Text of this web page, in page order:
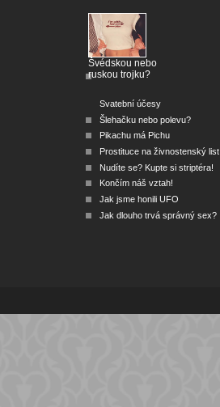
Švédskou nebo
ruskou trojku?
Svatební účesy
Šlehačku nebo polevu?
Pikachu má Pichu
Prostituce na živnostenský list
Nudíte se? Kupte si striptéra!
Končím náš vztah!
Jak jsme honili UFO
Jak dlouho trvá správný sex?